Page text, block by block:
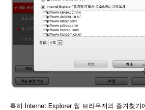
특히
Internet Explorer 웹 브라우저의 즐겨찾기